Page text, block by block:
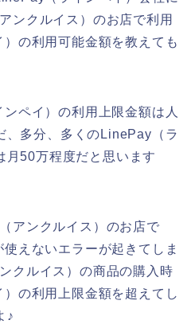
ンクルイス）のお店で利用
の利用可能金額を教えても
ペイ）の利用上限金額は人
、多分、多くのLinePay（ラ
月50万程度だと思います
アンクルイス）のお店で
えないエラーが起きてしま
クルイス）の商品の購入時
の利用上限金額を超えてし
♪